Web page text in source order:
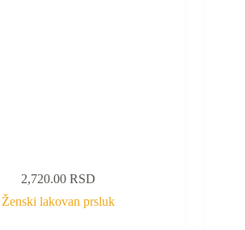
2,720.00RSD
Ženski lakovan prsluk